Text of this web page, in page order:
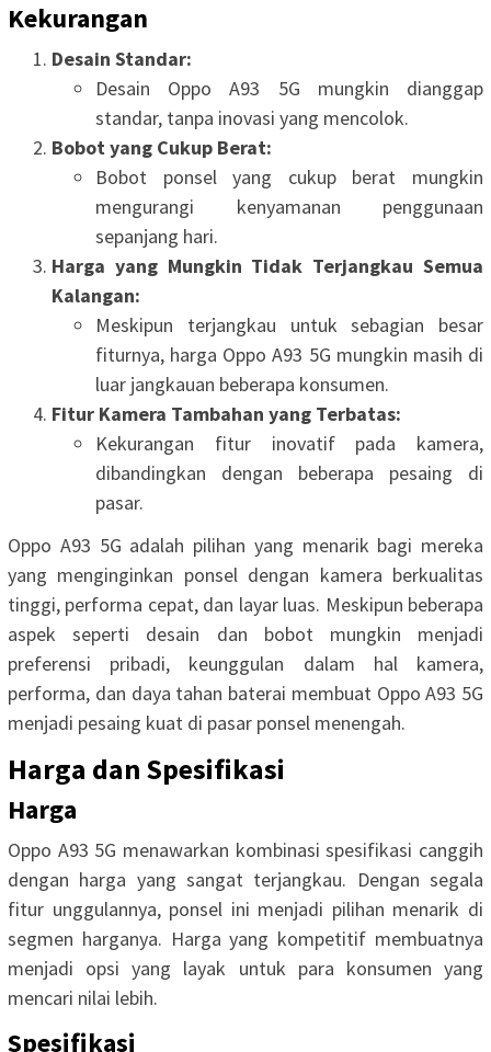
Kekurangan
Desain Standar:
Desain Oppo A93 5G mungkin dianggap
standar, tanpa inovasi yang mencolok.
Bobot yang Cukup Berat:
Bobot ponsel yang cukup berat mungkin
mengurangi kenyamanan penggunaan
sepanjang hari.
Harga yang Mungkin Tidak Terjangkau Semua
Kalangan:
Meskipun terjangkau untuk sebagian besar
fiturnya, harga Oppo A93 5G mungkin masih di
luar jangkauan beberapa konsumen.
Fitur Kamera Tambahan yang Terbatas:
Kekurangan fitur inovatif pada kamera,
dibandingkan dengan beberapa pesaing di
pasar.
Oppo A93 5G adalah pilihan yang menarik bagi mereka
yang menginginkan ponsel dengan kamera berkualitas
tinggi, performa cepat, dan layar luas. Meskipun beberapa
aspek seperti desain dan bobot mungkin menjadi
preferensi pribadi, keunggulan dalam hal kamera,
performa, dan daya tahan baterai membuat Oppo A93 5G
menjadi pesaing kuat di pasar ponsel menengah.
Harga dan Spesifikasi
Harga
Oppo A93 5G menawarkan kombinasi spesifikasi canggih
dengan harga yang sangat terjangkau. Dengan segala
fitur unggulannya, ponsel ini menjadi pilihan menarik di
segmen harganya. Harga yang kompetitif membuatnya
menjadi opsi yang layak untuk para konsumen yang
mencari nilai lebih.
Spesifikasi